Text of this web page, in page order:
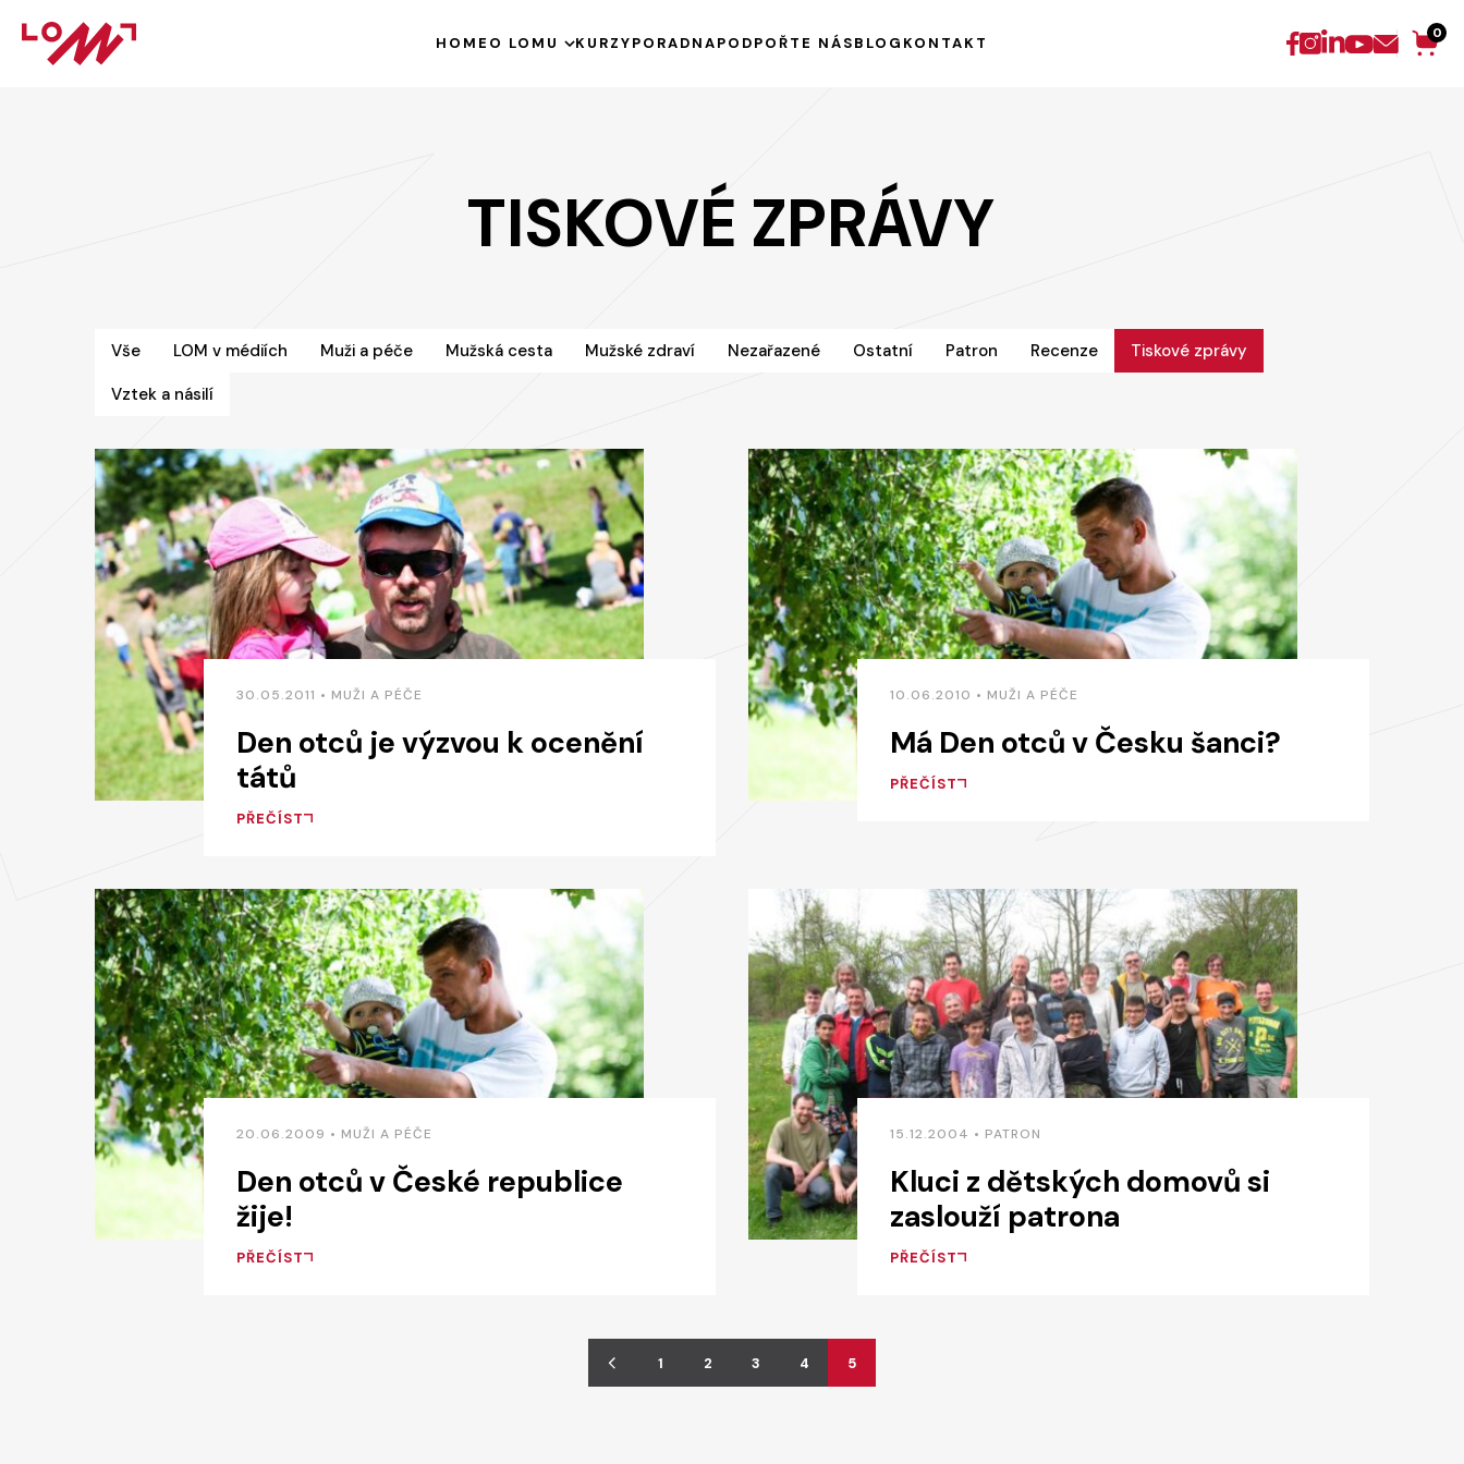
HOME O LOMU
PODPOŘENÉ PROJEKTY
KURZYPORADNAPODPOŘTE NÁSBLOG KONTAKT
0
TISKOVÉ ZPRÁVY
Vše LOM v médiích Muži a péče Mužská cesta Mužské zdraví Nezařazené Ostatní Patron Recenze
Tiskové zprávy
Vztek a násilí
30.05.2011 • MUŽI A PÉČE
Den otců je výzvou k ocenění
tátů
PŘEČÍST
10.06.2010 • MUŽI A PÉČE
Má Den otců v Česku šanci?
PŘEČÍST
20.06.2009 • MUŽI A PÉČE
Den otců v České republice
žije!
PŘEČÍST
15.12.2004 • PATRON
Kluci z dětských domovů si
zaslouží patrona
PŘEČÍST
1 2 3 4 5